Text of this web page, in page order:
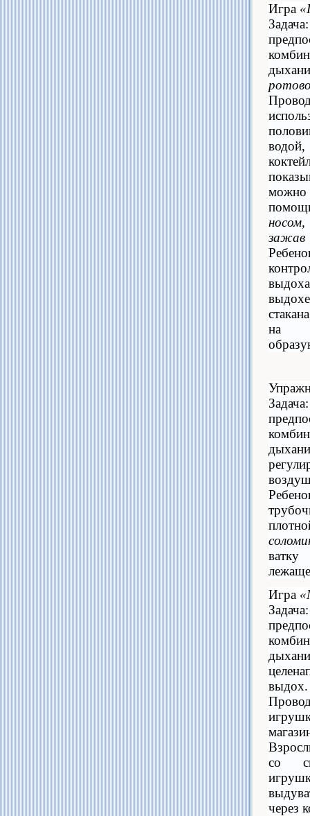
Игра
зажав
на
Игра
выдох.
со
через